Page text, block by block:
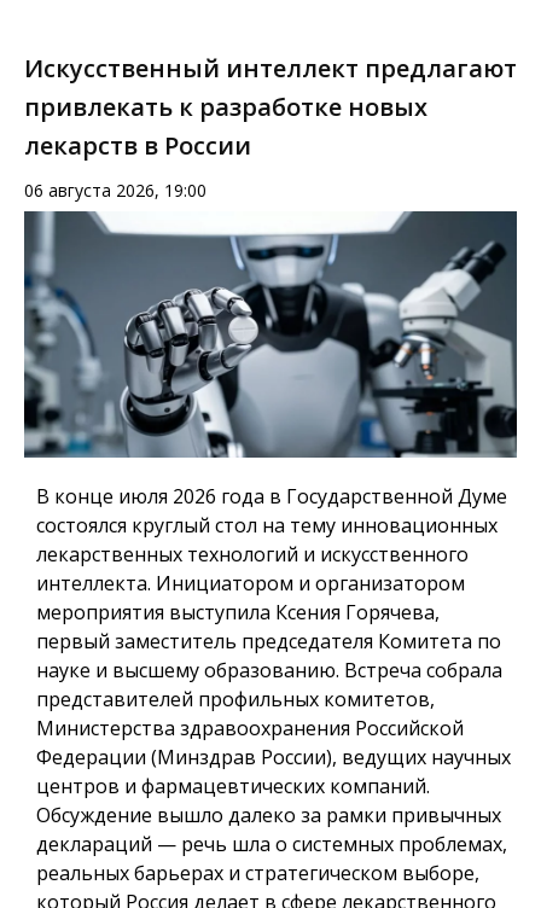
Искусственный интеллект предлагают
привлекать к разработке новых
лекарств в России
06 августа 2026, 19:00
В конце июля 2026 года в Государственной Думе
состоялся круглый стол на тему инновационных
лекарственных технологий и искусственного
интеллекта. Инициатором и организатором
мероприятия выступила Ксения Горячева,
первый заместитель председателя Комитета по
науке и высшему образованию. Встреча собрала
представителей профильных комитетов,
Министерства здравоохранения Российской
Федерации (Минздрав России), ведущих научных
центров и фармацевтических компаний.
Обсуждение вышло далеко за рамки привычных
деклараций — речь шла о системных проблемах,
реальных барьерах и стратегическом выборе,
который Россия делает в сфере лекарственного